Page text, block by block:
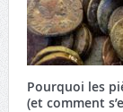
Pourquoi les
(et comment